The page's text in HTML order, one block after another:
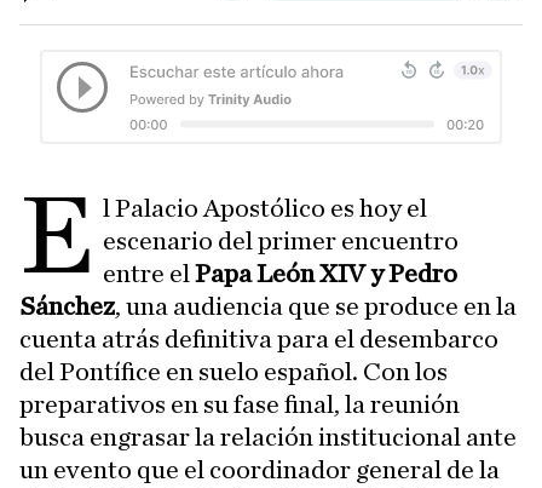
E l Palacio Apostólico es hoy el
escenario del primer encuentro
entre elPapa León XIV y Pedro
Sánchez, una audiencia que se produce en la
cuenta atrás definitiva para el desembarco
del Pontífice en suelo español. Con los
preparativos en su fase final, la reunión
busca engrasar la relación institucional ante
un evento que el coordinador general de la